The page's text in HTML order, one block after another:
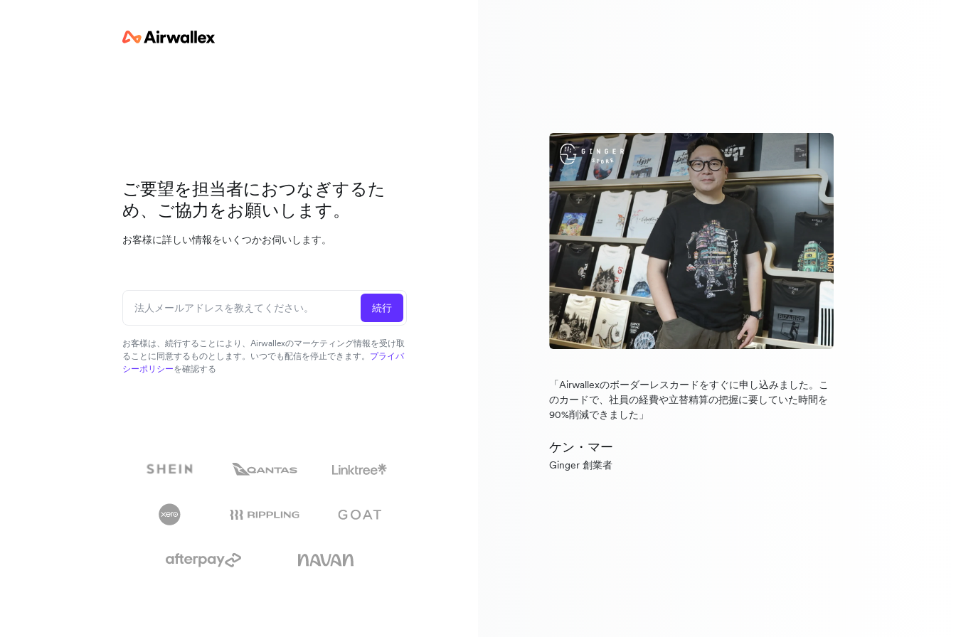
ご要望を担当者におつなぎするた
め、ご協力をお願いします。
お客様に詳しい情報をいくつかお伺いします。
続行
お客様は、続行することにより、Airwallexのマーケティング情報を受け取
ることに同意するものとします。いつでも配信を停止できます。 プライバ
シーポリシーを確認する
「Airwallexのボーダーレスカードをすぐに申し込みました。こ
のカードで、社員の経費や立替精算の把握に要していた時間を
90%削減できました」
ケン・マー
Ginger 創業者